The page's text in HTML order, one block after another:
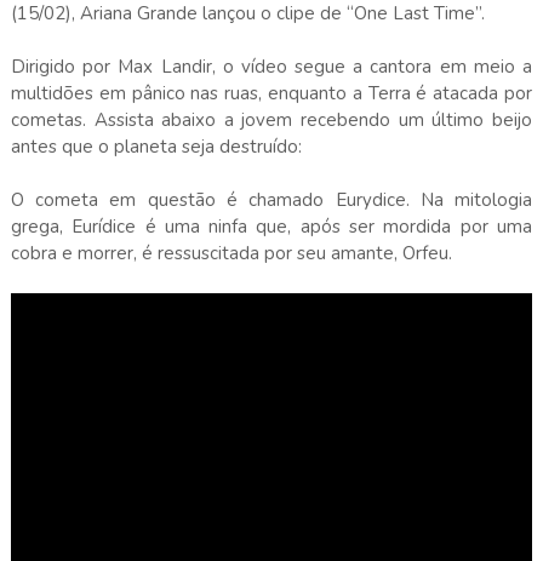
(15/02), Ariana Grande lançou o clipe de “One Last Time”.
Dirigido por Max Landir, o vídeo segue a cantora em meio a
multidões em pânico nas ruas, enquanto a Terra é atacada por
cometas. Assista abaixo a jovem recebendo um último beijo
antes que o planeta seja destruído:
O cometa em questão é chamado Eurydice. Na mitologia
grega, Eurídice é uma ninfa que, após ser mordida por uma
cobra e morrer, é ressuscitada por seu amante, Orfeu.